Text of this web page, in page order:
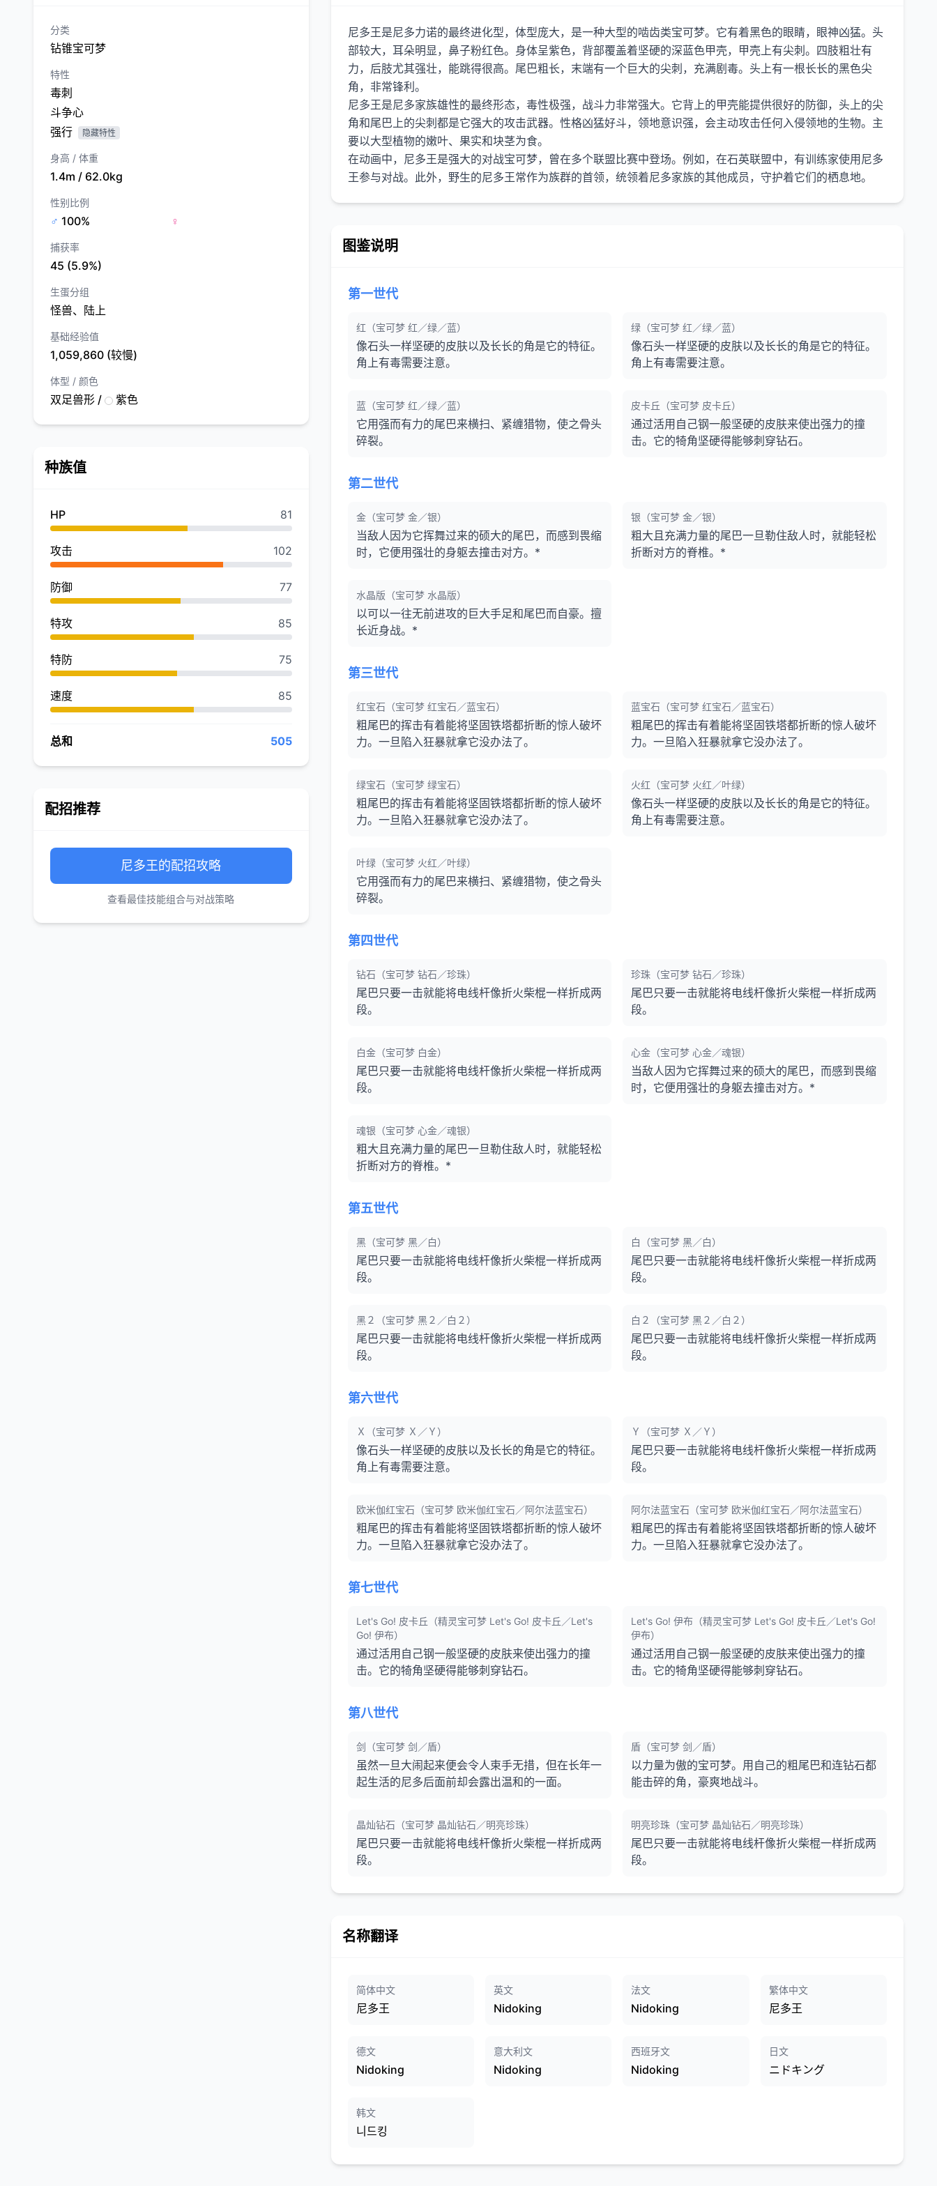
分类
钻锥宝可梦
特性
毒刺
斗争心
强行
隐藏特性
身高 / 体重
1.4m / 62.0kg
性别比例
♂ 100% ♀
捕获率
45 (5.9%)
生蛋分组
怪兽、陆上
基础经验值
1,059,860 (较慢)
体型 / 颜色
双足兽形 / 紫色
种族值
HP 81
攻击 102
防御 77
特攻 85
特防 75
速度 85
总和 505
配招推荐
尼多王的配招攻略
查看最佳技能组合与对战策略
尼多王是尼多力诺的最终进化型，体型庞大，是一种大型的啮齿类宝可梦。它有着黑色的眼睛，眼神凶猛。头
部较大，耳朵明显，鼻子粉红色。身体呈紫色，背部覆盖着坚硬的深蓝色甲壳，甲壳上有尖刺。四肢粗壮有
力，后肢尤其强壮，能跳得很高。尾巴粗长，末端有一个巨大的尖刺，充满剧毒。头上有一根长长的黑色尖
角，非常锋利。
尼多王是尼多家族雄性的最终形态，毒性极强，战斗力非常强大。它背上的甲壳能提供很好的防御，头上的尖
角和尾巴上的尖刺都是它强大的攻击武器。性格凶猛好斗，领地意识强，会主动攻击任何入侵领地的生物。主
要以大型植物的嫩叶、果实和块茎为食。
在动画中，尼多王是强大的对战宝可梦，曾在多个联盟比赛中登场。例如，在石英联盟中，有训练家使用尼多
图鉴说明
第一世代
红（宝可梦 红／绿／蓝）
像石头一样坚硬的皮肤以及长长的角是它的特征。
角上有毒需要注意。
绿（宝可梦 红／绿／蓝）
像石头一样坚硬的皮肤以及长长的角是它的特征。
角上有毒需要注意。
蓝（宝可梦 红／绿／蓝）
它用强而有力的尾巴来横扫、紧缠猎物，使之骨头
碎裂。
皮卡丘（宝可梦 皮卡丘）
通过活用自己钢一般坚硬的皮肤来使出强力的撞
击。它的犄角坚硬得能够刺穿钻石。
第二世代
金（宝可梦 金／银）
当敌人因为它挥舞过来的硕大的尾巴，而感到畏缩
时，它便用强壮的身躯去撞击对方。*
银（宝可梦 金／银）
粗大且充满力量的尾巴一旦勒住敌人时，就能轻松
折断对方的脊椎。*
水晶版（宝可梦 水晶版）
以可以一往无前进攻的巨大手足和尾巴而自豪。擅
长近身战。*
第三世代
红宝石（宝可梦 红宝石／蓝宝石）
粗尾巴的挥击有着能将坚固铁塔都折断的惊人破坏
力。一旦陷入狂暴就拿它没办法了。
蓝宝石（宝可梦 红宝石／蓝宝石）
粗尾巴的挥击有着能将坚固铁塔都折断的惊人破坏
力。一旦陷入狂暴就拿它没办法了。
绿宝石（宝可梦 绿宝石）
粗尾巴的挥击有着能将坚固铁塔都折断的惊人破坏
力。一旦陷入狂暴就拿它没办法了。
火红（宝可梦 火红／叶绿）
像石头一样坚硬的皮肤以及长长的角是它的特征。
角上有毒需要注意。
叶绿（宝可梦 火红／叶绿）
它用强而有力的尾巴来横扫、紧缠猎物，使之骨头
碎裂。
第四世代
钻石（宝可梦 钻石／珍珠）
尾巴只要一击就能将电线杆像折火柴棍一样折成两
段。
珍珠（宝可梦 钻石／珍珠）
尾巴只要一击就能将电线杆像折火柴棍一样折成两
段。
白金（宝可梦 白金）
尾巴只要一击就能将电线杆像折火柴棍一样折成两
段。
心金（宝可梦 心金／魂银）
当敌人因为它挥舞过来的硕大的尾巴，而感到畏缩
时，它便用强壮的身躯去撞击对方。*
魂银（宝可梦 心金／魂银）
粗大且充满力量的尾巴一旦勒住敌人时，就能轻松
折断对方的脊椎。*
第五世代
黑（宝可梦 黑／白）
尾巴只要一击就能将电线杆像折火柴棍一样折成两
段。
白（宝可梦 黑／白）
尾巴只要一击就能将电线杆像折火柴棍一样折成两
段。
黑２（宝可梦 黑２／白２）
尾巴只要一击就能将电线杆像折火柴棍一样折成两
段。
白２（宝可梦 黑２／白２）
尾巴只要一击就能将电线杆像折火柴棍一样折成两
段。
第六世代
Ｘ（宝可梦 Ｘ／Ｙ）
像石头一样坚硬的皮肤以及长长的角是它的特征。
角上有毒需要注意。
Ｙ（宝可梦 Ｘ／Ｙ）
尾巴只要一击就能将电线杆像折火柴棍一样折成两
段。
欧米伽红宝石（宝可梦 欧米伽红宝石／阿尔法蓝宝石）
粗尾巴的挥击有着能将坚固铁塔都折断的惊人破坏
力。一旦陷入狂暴就拿它没办法了。
阿尔法蓝宝石（宝可梦 欧米伽红宝石／阿尔法蓝宝石）
粗尾巴的挥击有着能将坚固铁塔都折断的惊人破坏
力。一旦陷入狂暴就拿它没办法了。
第七世代
Let's Go! 皮卡丘（精灵宝可梦 Let's Go! 皮卡丘／Let's
Go! 伊布）
通过活用自己钢一般坚硬的皮肤来使出强力的撞
击。它的犄角坚硬得能够刺穿钻石。
Let's Go! 伊布（精灵宝可梦 Let's Go! 皮卡丘／Let's Go!
伊布）
通过活用自己钢一般坚硬的皮肤来使出强力的撞
击。它的犄角坚硬得能够刺穿钻石。
第八世代
剑（宝可梦 剑／盾）
虽然一旦大闹起来便会令人束手无措，但在长年一
起生活的尼多后面前却会露出温和的一面。
盾（宝可梦 剑／盾）
以力量为傲的宝可梦。用自己的粗尾巴和连钻石都
能击碎的角，豪爽地战斗。
晶灿钻石（宝可梦 晶灿钻石／明亮珍珠）
尾巴只要一击就能将电线杆像折火柴棍一样折成两
段。
明亮珍珠（宝可梦 晶灿钻石／明亮珍珠）
尾巴只要一击就能将电线杆像折火柴棍一样折成两
段。
名称翻译
简体中文
尼多王
英文
Nidoking
法文
Nidoking
繁体中文
尼多王
德文
Nidoking
意大利文
Nidoking
西班牙文
Nidoking
日文
ニドキング
韩文
니드킹